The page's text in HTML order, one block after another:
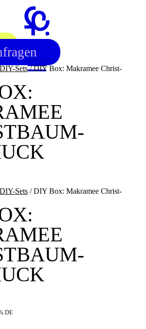
DIY-Sets/ DIY Box: Makramee Christ­
DIY-Sets / DIY Box: Makramee Christ­
DE